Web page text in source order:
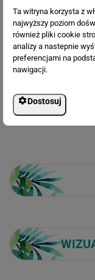
Cena
Cena po
Ta witryna korzysta z
najwyższy poziom
również pliki cookie
analizy a nastepnie
preferencjami na
nawigacji.
Dostosuj